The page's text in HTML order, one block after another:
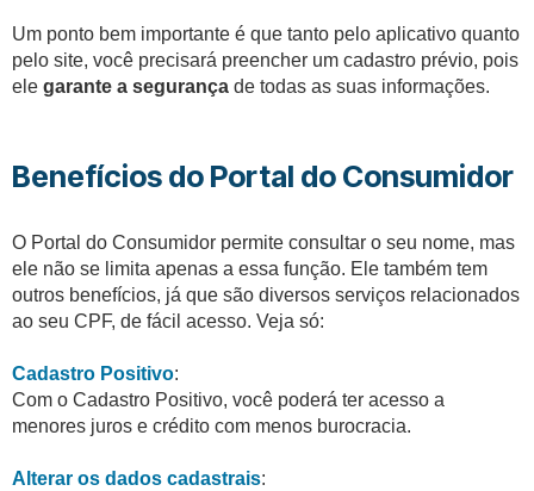
Um ponto bem importante é que tanto pelo aplicativo quanto
pelo site, você precisará preencher um cadastro prévio, pois
ele garante a segurança de todas as suas informações.
Benefícios do Portal do Consumidor
O Portal do Consumidor permite consultar o seu nome, mas
ele não se limita apenas a essa função. Ele também tem
outros benefícios, já que são diversos serviços relacionados
ao seu CPF, de fácil acesso. Veja só:
Cadastro Positivo:
Com o Cadastro Positivo, você poderá ter acesso a
menores juros e crédito com menos burocracia.
Alterar os dados cadastrais: